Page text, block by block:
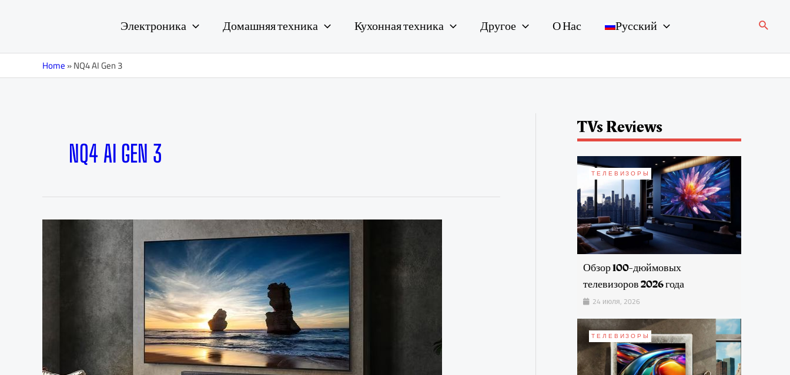
Электроника Домашняя техника Кухонная техника Другое О Нас Русский Поиск
Home»NQ4 AI Gen 3
NQ4 AI GEN 3
TVs Reviews
ТЕЛЕВИЗОРЫ
Обзор 100-дюймовых
телевизоров 2026 года
24 июля, 2026
ТЕЛЕВИЗОРЫ